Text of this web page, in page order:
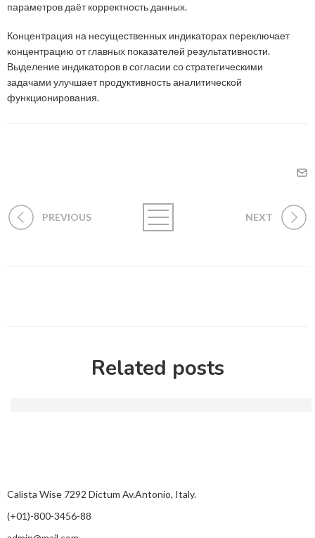
параметров даёт корректность данных.
Концентрация на несущественных индикаторах переключает
концентрацию от главных показателей результативности.
Выделение индикаторов в согласии со стратегическими
задачами улучшает продуктивность аналитической
функционирования.
PREVIOUS NEXT
Related posts
Calista Wise 7292 Dictum Av.Antonio, Italy.
(+01)-800-3456-88